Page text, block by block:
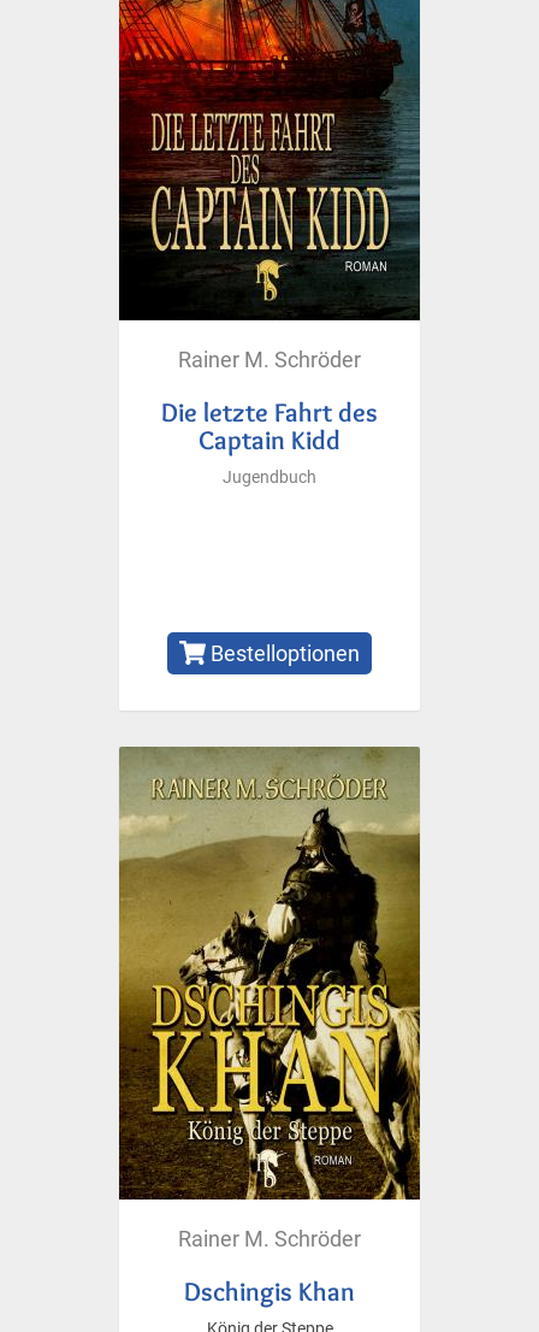
Rainer M. Schröder
Die letzte Fahrt des
Captain Kidd
Jugendbuch
Bestelloptionen
Rainer M. Schröder
Dschingis Khan